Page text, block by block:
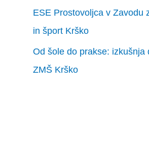
ESE Prostovoljca v Zavodu
in šport Krško
Od šole do prakse: izkušnja
ZMŠ Krško